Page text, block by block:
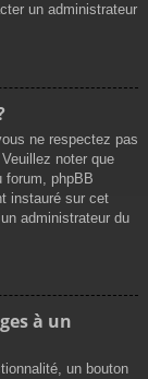
un administrateur
ne respectez pas
noter que
forum, phpBB
instauré sur cet
administrateur du
à un
un bouton